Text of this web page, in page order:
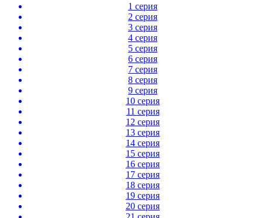
1 серия
2 серия
3 серия
4 серия
5 серия
6 серия
7 серия
8 серия
9 серия
10 серия
11 серия
12 серия
13 серия
14 серия
15 серия
16 серия
17 серия
18 серия
19 серия
20 серия